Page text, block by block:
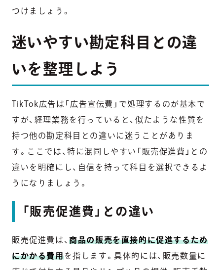
つけましょう。
迷いやすい勘定科目との違
いを整理しよう
TikTok広告は「広告宣伝費」で処理するのが基本で
すが、経理業務を行っていると、似たような性質を
持つ他の勘定科目との違いに迷うことがありま
す。ここでは、特に混同しやすい「販売促進費」との
違いを明確にし、自信を持って科目を選択できるよ
うになりましょう。
「販売促進費」との違い
販売促進費は、商品の販売を直接的に促進するため
にかかる費用を指します。具体的には、販売数量に